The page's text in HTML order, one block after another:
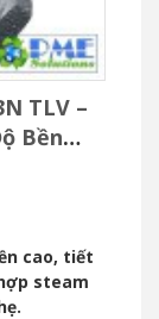
TLV –
Bền
cao, tiết
steam